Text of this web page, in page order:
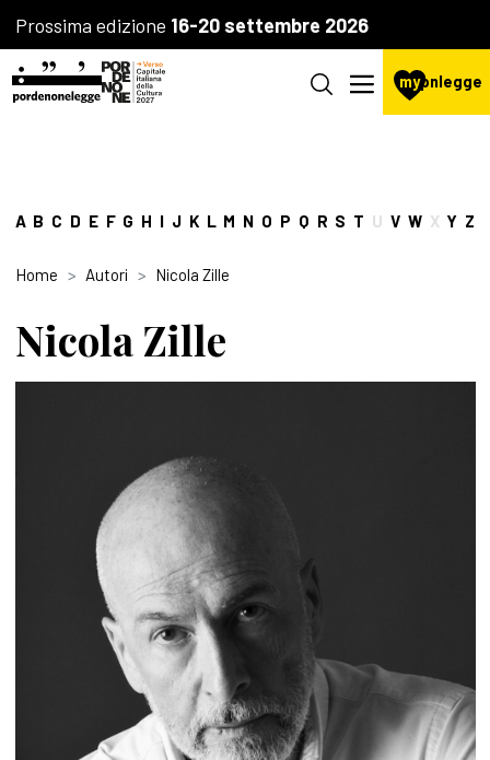
Prossima edizione 16-20 settembre 2026
mypnlegge
A B C D E F G H I J K L M N O P Q R S T U V W X Y Z
Home Autori Nicola Zille
Nicola Zille